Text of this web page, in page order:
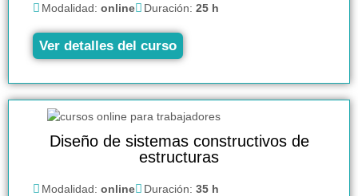
Modalidad: online Duración: 25 h
Ver detalles del curso
Diseño de sistemas constructivos de
estructuras
Modalidad: online Duración: 35 h